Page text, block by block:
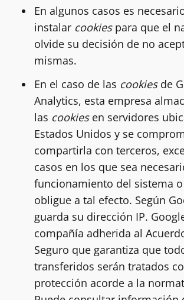
En algunos casos es
instalar cookiespara que el
olvide su decisión de no
mismas.
En el caso de las cookiesde
Analytics, esta empresa
las cookiesen servidores
Estados Unidos y se
compartirla con terceros,
casos en los que sea
funcionamiento del sistema
obligue a tal efecto. Según
guarda su dirección IP.
compañía adherida al
Seguro que garantiza que
transferidos serán tratados
protección acorde a la